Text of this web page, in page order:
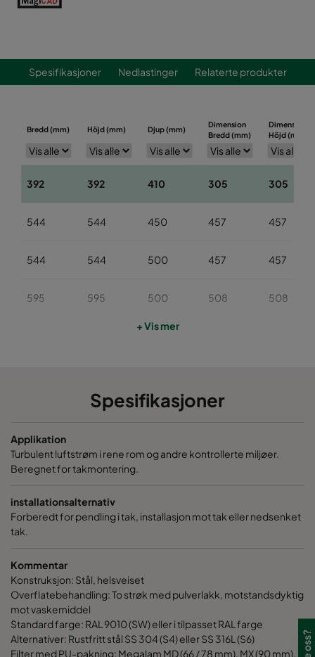
Spesifikasjoner Nedlastinger Relaterte produkter
Bredd (mm) Höjd (mm) Djup (mm)
Dimension
Bredd (mm)
Dimension
Höjd (mm)
392 392 410 305 305
544 544 450 457 457
544 544 500 457 457
595 595 500 508 508
697 565 610
+ Vis mer
Spesifikasjoner
Applikation
Turbulent luftstrøm i rene rom og andre kontrollerte miljøer.
Beregnet for takmontering.
installationsalternativ
Forberedt for pendling i tak, installasjon mot tak eller nedsenket
tak.
Kommentar
Konstruksjon: Stål, helsveiset
Overflatebehandling: To strøk med pulverlakk, motstandsdyktig
mot vaskemiddel
Standard farge: RAL 9010 (SW) eller i tilpasset RAL farge
Alternativer: Rustfritt stål SS 304 (S4) eller SS 316L (S6)
Filter med PU-pakning: Megalam MD (66 / 78 mm), MX (90 mm),